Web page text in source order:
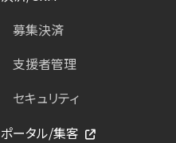
募集決済
支援者管理
セキュリティ
ポータル/集客